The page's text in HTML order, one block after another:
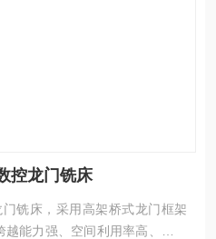
控龙门铣床
铣床，采用高架桥式龙门框架
能力强、空间利用率高、加工